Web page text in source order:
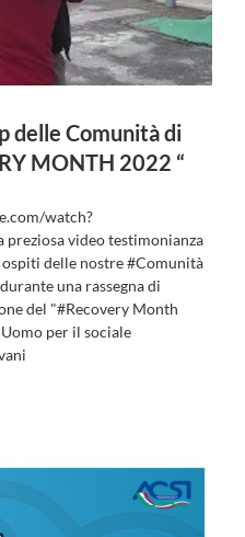
delle Comunità di
MONTH 2022 “
watch?
preziosa video testimonianza
delle nostre #Comunità
una rassegna di
del "#Recovery Month
per il sociale